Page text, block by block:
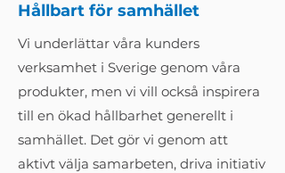
Hållbart för samhället
Vi underlättar våra kunders
verksamhet i Sverige genom våra
produkter, men vi vill också inspirera
till en ökad hållbarhet generellt i
samhället. Det gör vi genom att
aktivt välja samarbeten, driva initiativ